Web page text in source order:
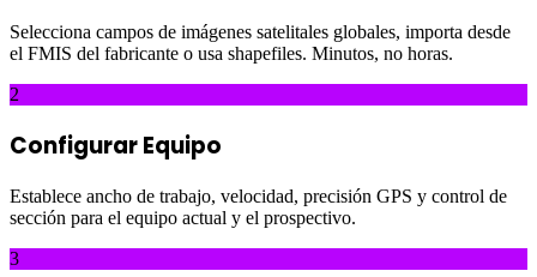
Selecciona campos de imágenes satelitales globales, importa desde
el FMIS del fabricante o usa shapefiles. Minutos, no horas.
2
Configurar Equipo
Establece ancho de trabajo, velocidad, precisión GPS y control de
sección para el equipo actual y el prospectivo.
3